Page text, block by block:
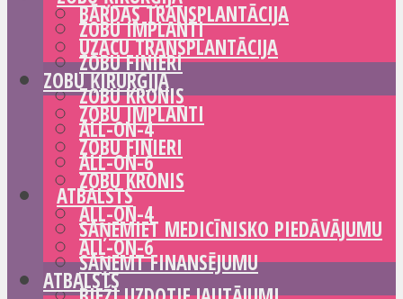
ZOBU IMPLANTI
ZOBU FINIERI
ZOBU KRONIS
ALL-ON-4
ALL-ON-6
ATBALSTS
SAŅEMIET MEDICĪNISKO PIEDĀVĀJUMU
SAŅEMT FINANSĒJUMU
BĀRDAS TRANSPLANTĀCIJA
UZACU TRANSPLANTĀCIJA
ZOBU ĶIRURĢIJA
ZOBU IMPLANTI
ZOBU FINIERI
ZOBU KRONIS
ALL-ON-4
ALL-ON-6
ATBALSTS